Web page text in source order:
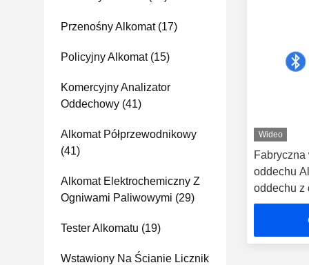
Przenośny Alkomat(17)
Policyjny Alkomat(15)
Komercyjny Analizator
Oddechowy (41)
Alkomat Półprzewodnikowy
(41)
Alkomat Elektrochemiczny Z
Ogniwami Paliwowymi (29)
Tester Alkomatu (19)
Wstawiony Na Ścianie Licznik
Wideo
oddechu
oddechu z